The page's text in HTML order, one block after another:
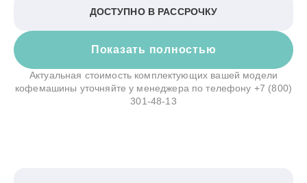
Показать полностью
ДОСТУПНО В РАССРОЧКУ
Актуальная стоимость комплектующих вашей модели
кофемашины уточняйте у менеджера по телефону +7 (800)
301-48-13